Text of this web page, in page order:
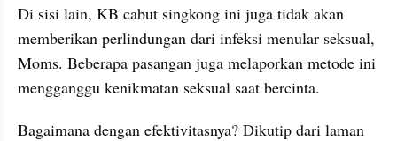
Di sisi lain, KB cabut singkong ini juga tidak akan
memberikan perlindungan dari infeksi menular seksual,
Moms. Beberapa pasangan juga melaporkan metode ini
mengganggu kenikmatan seksual saat bercinta.
Bagaimana dengan efektivitasnya? Dikutip dari laman